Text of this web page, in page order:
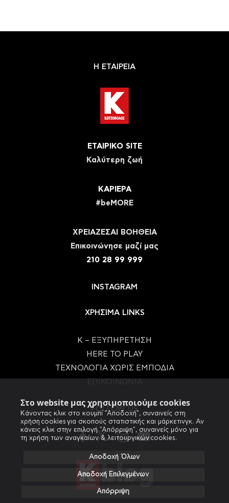
Στο website μας χρησιμοποιούμε cookies
Κάνοντας κλικ στο κουμπί "Αποδοχή", συναινείς στη
χρήση cookies για σκοπούς στατιστικής και μάρκετινγκ. Αν
κάνεις κλικ στην επιλογή "Απόρριψη", συναινείς μόνο για
τη χρήση των αναγκαίων & λειτουργικών cookies.
Αποδοχή Όλων
Αποδοχή Επιλεγμένων
Απόρριψη
Η ΕΤΑΙΡΕΙΑ
ΕΤΑΙΡΙΚΟ SITE
Καλύτερη ζωή
ΚΑΡΙΕΡΑ
#beMORE
ΧΡΕΙΑΖΕΣΑΙ ΒΟΗΘΕΙΑ
Eπικοινώνησε μαζί μας
210 28 99 999
INSTAGRAM
ΧΡΗΣΙΜΑ LINKS
Κ – ΕΞΥΠΗΡΕΤΗΣΗ
HERE TO PLAY
ΤΕΧΝΟΛΟΓΙΑ ΧΩΡΙΣ ΕΜΠΟΔΙΑ
FOLLOW US